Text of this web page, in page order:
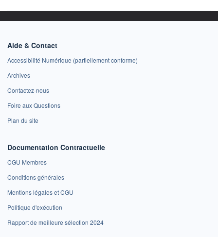
Aide & Contact
Accessibilité Numérique (partiellement conforme)
Archives
Contactez-nous
Foire aux Questions
Plan du site
Documentation Contractuelle
CGU Membres
Conditions générales
Mentions légales et CGU
Politique d'exécution
Rapport de meilleure sélection 2024